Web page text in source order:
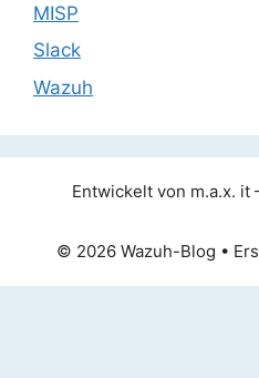
MISP
Slack
Wazuh
Entwickelt von m.a.x. it
© 2026 Wazuh-Blog •